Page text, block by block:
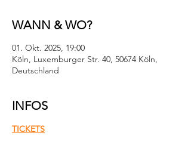
WANN & WO?
01. Okt. 2025, 19:00
Köln, Luxemburger Str. 40, 50674 Köln,
Deutschland
INFOS
TICKETS